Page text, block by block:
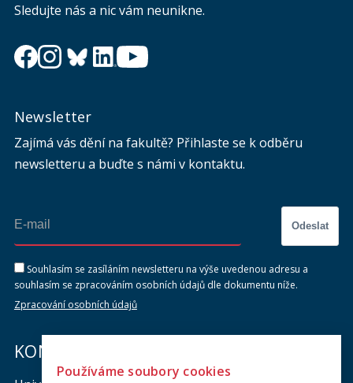
Sledujte nás a nic vám neunikne.
Newsletter
Zajímá vás dění na fakultě? Přihlaste se k odběru
newsletteru a buďte s námi v kontaktu.
Odeslat
Souhlasím se zasíláním newsletteru na výše uvedenou adresu a
souhlasím se zpracováním osobních údajů dle dokumentu níže.
Zpracování osobních údajů
KONTAKTY
Používáme soubory cookies